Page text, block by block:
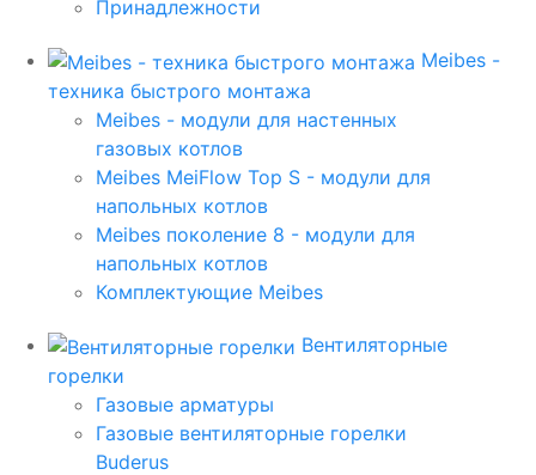
Принадлежности
Meibes -
техника быстрого монтажа
Meibes - модули для настенных
газовых котлов
Meibes MeiFlow Top S - модули для
напольных котлов
Meibes поколение 8 - модули для
напольных котлов
Комплектующие Meibes
Вентиляторные
горелки
Газовые арматуры
Газовые вентиляторные горелки
Buderus